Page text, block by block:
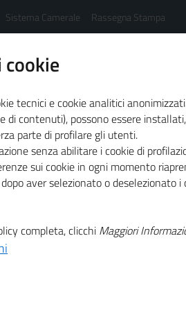
Sistema Camerale Rassegna Stampa
in Science, la strategia che
la scienza
la strategia
tecnici e cookie analitici
di contenuti), possono essere
parte di profilare gli utenti.
senza abilitare i cookie di
sui cookie in ogni momento
aver selezionato o deselezionato
completa, clicchi Maggiori